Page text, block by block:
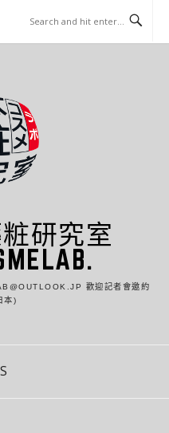
研究室
歡迎記者會邀約
本)